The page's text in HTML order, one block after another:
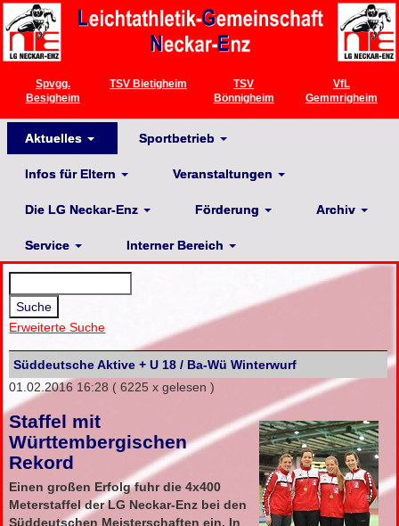
Spvgg.
Besigheim
TSV Bietigheim
TSV
Bönnigheim
VfL
Gemmrigheim
Aktuelles Sportbetrieb
Infos für Eltern Veranstaltungen
Die LG Neckar-Enz Förderung Archiv
Service Interner Bereich
Erweiterte Suche
Süddeutsche Aktive + U 18 / Ba-Wü Winterwurf
01.02.2016 16:28 ( 6225 x gelesen )
Staffel mit
Württembergischen
Rekord
Einen großen Erfolg fuhr die 4x400
Meterstaffel der LG Neckar-Enz bei den
Süd­deutschen Meister­schaften ein. In